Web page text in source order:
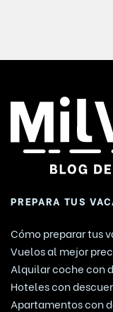
PREPARA TUS
Cómo preparar tus
Vuelos al mejor
Alquilar coche con
Hoteles con
Apartamentos con